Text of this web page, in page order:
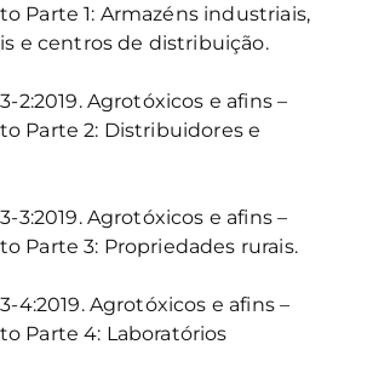
Parte 1: Armazéns industriais,
e centros de distribuição.
2:2019. Agrotóxicos e afins –
Parte 2: Distribuidores e
3:2019. Agrotóxicos e afins –
Parte 3: Propriedades rurais.
4:2019. Agrotóxicos e afins –
Parte 4: Laboratórios